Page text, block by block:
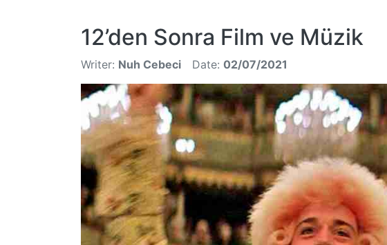
12’den Sonra Film ve Müzik
Writer: Nuh Cebeci Date: 02/07/2021